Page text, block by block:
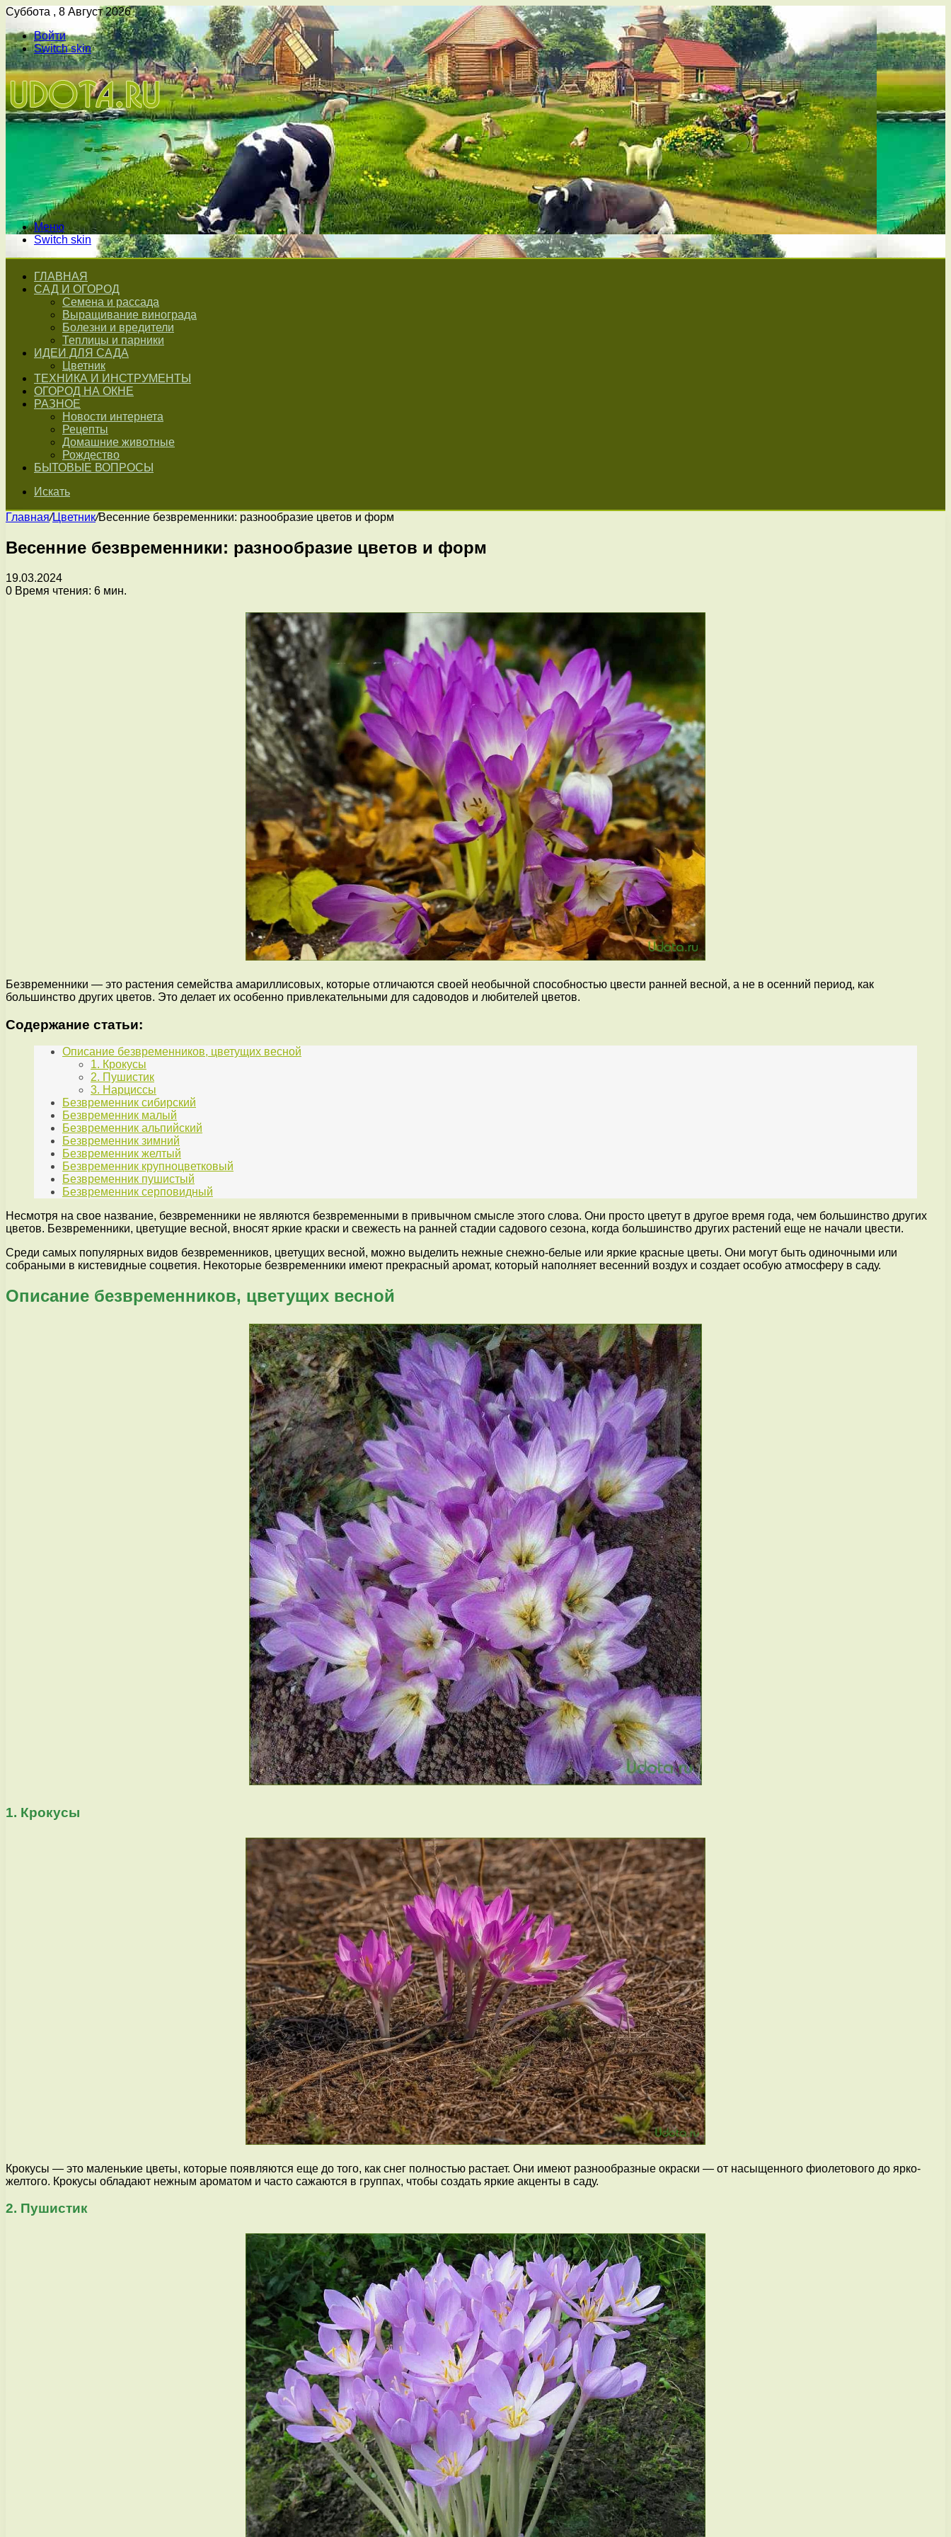
Суббота , 8 Август 2026
Войти
Switch skin
Меню
Switch skin
ГЛАВНАЯ
САД И ОГОРОД
Семена и рассада
Выращивание винограда
Болезни и вредители
Теплицы и парники
ИДЕИ ДЛЯ САДА
Цветник
ТЕХНИКА И ИНСТРУМЕНТЫ
ОГОРОД НА ОКНЕ
РАЗНОЕ
Новости интернета
Рецепты
Домашние животные
Рождество
БЫТОВЫЕ ВОПРОСЫ
Искать
Главная/Цветник/Весенние безвременники: разнообразие цветов и форм
Весенние безвременники: разнообразие цветов и форм
19.03.2024
0 Время чтения: 6 мин.
Безвременники — это растения семейства амариллисовых, которые отличаются своей необычной способностью цвести ранней весной, а не в осенний период, как
большинство других цветов. Это делает их особенно привлекательными для садоводов и любителей цветов.
Содержание статьи:
Описание безвременников, цветущих весной
1. Крокусы
2. Пушистик
3. Нарциссы
Безвременник сибирский
Безвременник малый
Безвременник альпийский
Безвременник зимний
Безвременник желтый
Безвременник крупноцветковый
Безвременник пушистый
Безвременник серповидный
Несмотря на свое название, безвременники не являются безвременными в привычном смысле этого слова. Они просто цветут в другое время года, чем большинство других
цветов. Безвременники, цветущие весной, вносят яркие краски и свежесть на ранней стадии садового сезона, когда большинство других растений еще не начали цвести.
Среди самых популярных видов безвременников, цветущих весной, можно выделить нежные снежно-белые или яркие красные цветы. Они могут быть одиночными или
собраными в кистевидные соцветия. Некоторые безвременники имеют прекрасный аромат, который наполняет весенний воздух и создает особую атмосферу в саду.
Описание безвременников, цветущих весной
1. Крокусы
Крокусы — это маленькие цветы, которые появляются еще до того, как снег полностью растает. Они имеют разнообразные окраски — от насыщенного фиолетового до ярко-
желтого. Крокусы обладают нежным ароматом и часто сажаются в группах, чтобы создать яркие акценты в саду.
2. Пушистик